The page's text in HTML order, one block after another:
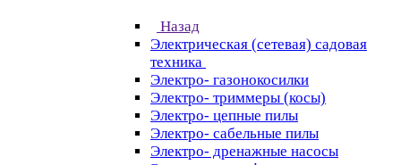
Назад
Электрическая (сетевая) садовая
техника
Электро- газонокосилки
Электро- триммеры (косы)
Электро- цепные пилы
Электро- сабельные пилы
Электро- дренажные насосы